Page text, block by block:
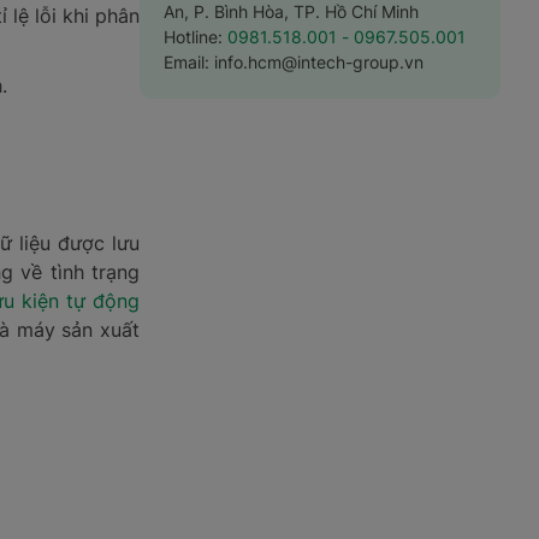
lệ lỗi khi phân
liệu được lưu
về tình trạng
kiện tự động
máy sản xuất
An, P. Bình Hòa, TP. Hồ Chí Minh
Hotline: 0981.518.001 - 0967.505.001
Email: info.hcm@intech-group.vn